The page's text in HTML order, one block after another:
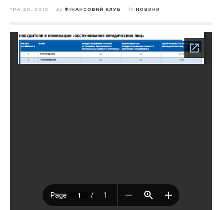
ТРА 20, 2019 by ФІНАНСОВИЙ КЛУБ in НОВИНИ